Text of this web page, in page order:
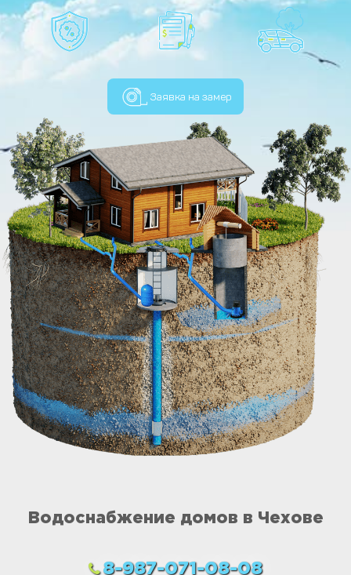
Заявка на замер
Водоснабжение домов в Чехове
8-987-071-08-08